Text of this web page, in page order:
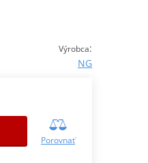
Výrobca:
NG
Porovnať